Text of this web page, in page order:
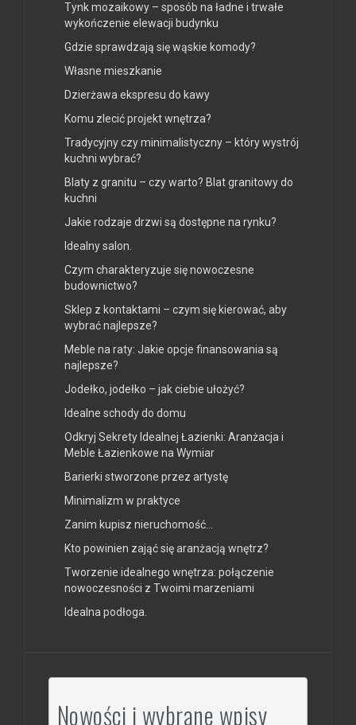
Tynk mozaikowy – sposób na ładne i trwałe
wykończenie elewacji budynku
Gdzie sprawdzają się wąskie komody?
Własne mieszkanie
Dzierżawa ekspresu do kawy
Komu zlecić projekt wnętrza?
Tradycyjny czy minimalistyczny – który wystrój
kuchni wybrać?
Blaty z granitu – czy warto? Blat granitowy do
kuchni
Jakie rodzaje drzwi są dostępne na rynku?
Idealny salon.
Czym charakteryzuje się nowoczesne
budownictwo?
Sklep z kontaktami – czym się kierować, aby
wybrać najlepsze?
Meble na raty: Jakie opcje finansowania są
najlepsze?
Jodełko, jodełko – jak ciebie ułożyć?
Idealne schody do domu
Odkryj Sekrety Idealnej Łazienki: Aranżacja i
Meble Łazienkowe na Wymiar
Barierki stworzone przez artystę
Minimalizm w praktyce
Zanim kupisz nieruchomość…
Kto powinien zająć się aranżacją wnętrz?
Tworzenie idealnego wnętrza: połączenie
nowoczesności z Twoimi marzeniami
Idealna podłoga.
Nowości i wybrane wpisy